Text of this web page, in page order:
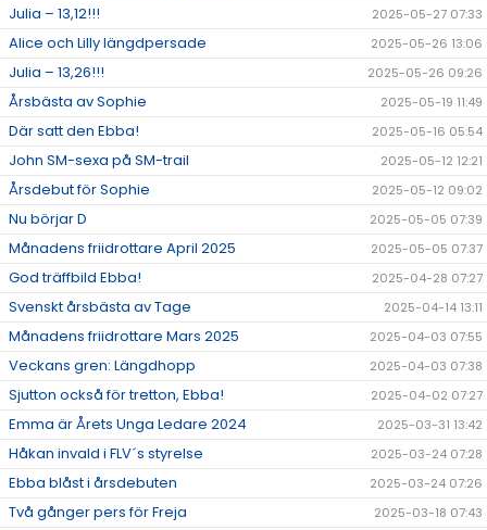
Julia – 13,12!!! 2025-05-27 07:33
Alice och Lilly längdpersade 2025-05-26 13:06
Julia – 13,26!!! 2025-05-26 09:26
Årsbästa av Sophie 2025-05-19 11:49
Där satt den Ebba! 2025-05-16 05:54
John SM-sexa på SM-trail 2025-05-12 12:21
Årsdebut för Sophie 2025-05-12 09:02
Nu börjar D 2025-05-05 07:39
Månadens friidrottare April 2025 2025-05-05 07:37
God träffbild Ebba! 2025-04-28 07:27
Svenskt årsbästa av Tage 2025-04-14 13:11
Månadens friidrottare Mars 2025 2025-04-03 07:55
Veckans gren: Längdhopp 2025-04-03 07:38
Sjutton också för tretton, Ebba! 2025-04-02 07:27
Emma är Årets Unga Ledare 2024 2025-03-31 13:42
Håkan invald i FLV´s styrelse 2025-03-24 07:28
Ebba blåst i årsdebuten 2025-03-24 07:26
Två gånger pers för Freja 2025-03-18 07:43